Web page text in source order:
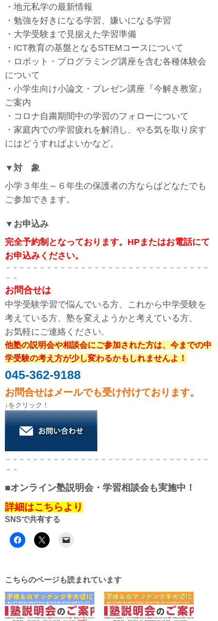
・地元私学の最新情報
・勉強を好きになる学習、嫌いになる学習
・大学受験まで見据えた学習準備
・ICT教育の基盤となるSTEMコースについて
・ロボット・プログラミング講座を含む各種体験会
について
・小学生向け小論文・プレゼン講座『今解き教室』
ご案内
・コロナ自粛期間中の学習のフォローについて
・家庭内での学習疲れを解消し、やる気を取り戻す
にはどうすればよいかなど。
▼対 象
小学３年生～６年生の保護者の方ならばどなたでも
ご参加できます。
▼お申込み
完全予約制となっております。HPまたはお電話にて
お申込みください。
－－－－－－－－－－－－－－－－－－－－－－－－－－－－－－
－－
お問合せは
中学受験学習で悩んでいる方、これから中学受験を
考えている方、塾を変えようかと考えている方、
お気軽にご連絡ください。
他塾の説明会や相談会にご参加された方は、今までの中
学受験の考え方が少し変わるかもしれませんよ！
045-362-9188
お問合せはメールでも受け付けております。
↓をクリック！
－－－－－－－－－－－－－－－－－－－－－－－－－－－－－－
－－
■オンライン塾説明会・学習相談会も実施中！
詳細はこちらより
SNSで共有する
こちらのページも読まれています